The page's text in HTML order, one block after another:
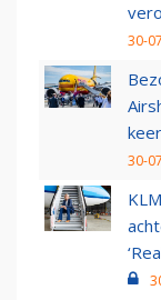
30-
keer
30-